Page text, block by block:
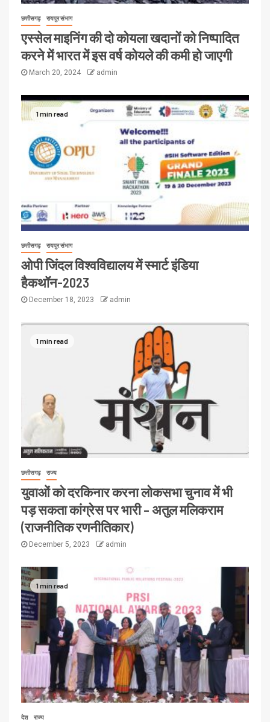
छत्तीसगढ़ रायपुर संभाग
एस्सेल माइनिंग की दो कोयला खदानों को निष्पादित
करने में भारत में इस वर्ष कोयले की कमी हो जाएगी
March 20, 2024 admin
1 min read
छत्तीसगढ़ रायपुर संभाग
ओपी जिंदल विश्वविद्यालय में स्मार्ट इंडिया
हैकथॉन-2023
December 18, 2023 admin
1 min read
छत्तीसगढ़ राज्य
युवाओं को दरकिनार करना लोकसभा चुनाव में भी
पड़ सकता कांग्रेस पर भारी – अतुल मलिकराम
(राजनीतिक रणनीतिकार)
December 5, 2023 admin
1 min read
देश राज्य